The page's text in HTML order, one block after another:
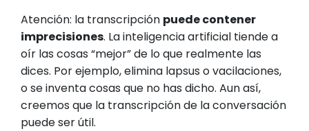
Atención: la transcripción puede contener
imprecisiones. La inteligencia artificial tiende a
oír las cosas “mejor” de lo que realmente las
dices. Por ejemplo, elimina lapsus o vacilaciones,
o se inventa cosas que no has dicho. Aun así,
creemos que la transcripción de la conversación
puede ser útil.